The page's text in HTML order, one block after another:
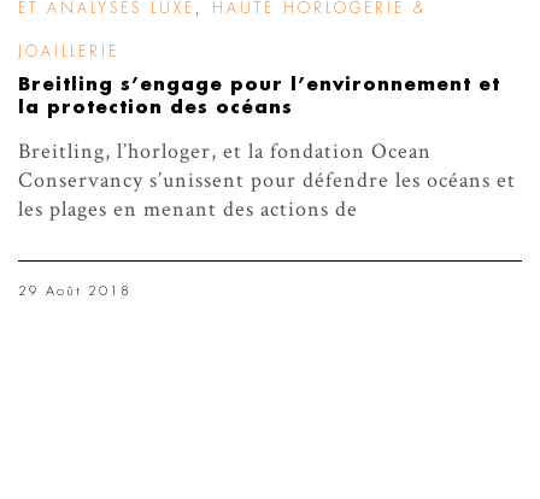
ET ANALYSES LUXE , HAUTE HORLOGERIE &
JOAILLERIE
Breitling s’engage pour l’environnement et
la protection des océans
Breitling, l’horloger, et la fondation Ocean
Conservancy s’unissent pour défendre les océans et
les plages en menant des actions de
29 Août 2018